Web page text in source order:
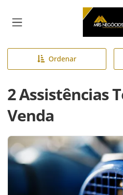
Página
Ordenar
2 Assistências
Venda